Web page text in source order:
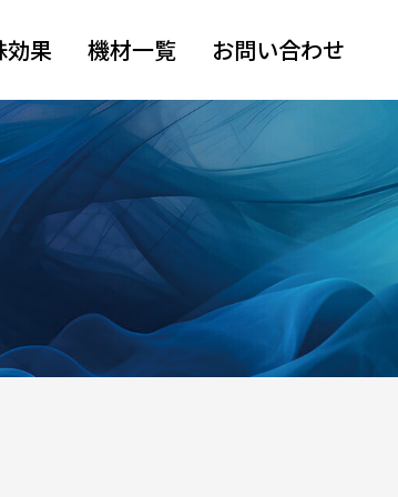
効果 機材一覧 お問い合わせ